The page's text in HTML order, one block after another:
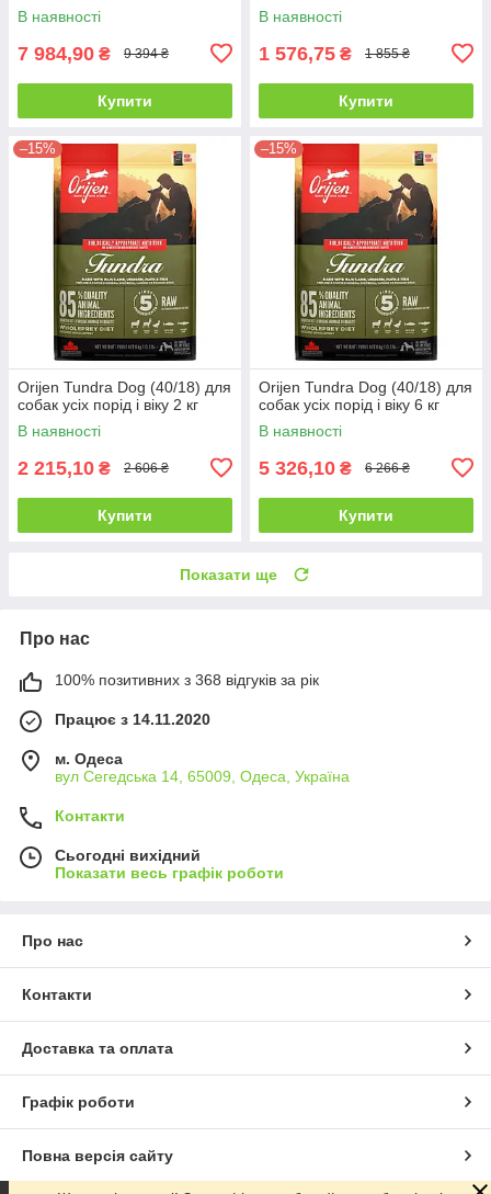
В наявності
7 984,90 ₴ 9 394 ₴
Купити
В наявності
1 576,75 ₴ 1 855 ₴
Купити
–15%
Orijen Tundra Dog (40/18) для
собак усіх порід і віку 2 кг
В наявності
2 215,10 ₴ 2 606 ₴
Купити
–15%
Orijen Tundra Dog (40/18) для
собак усіх порід і віку 6 кг
В наявності
5 326,10 ₴ 6 266 ₴
Купити
Показати ще
Про нас
100% позитивних з 368 відгуків за рік
Працює з 14.11.2020
м. Одеса
вул Сегедська 14, 65009, Одеса, Україна
Контакти
Сьогодні вихідний
Показати весь графік роботи
Про нас
Контакти
Доставка та оплата
Графік роботи
Повна версія сайту